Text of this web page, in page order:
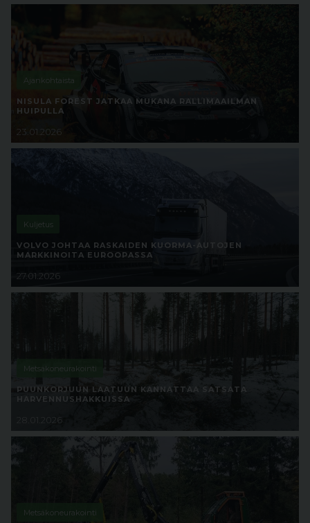
Ajankohtaista
NISULA FOREST JATKAA MUKANA RALLIMAAILMAN
HUIPULLA
23.01.2026
Kuljetus
VOLVO JOHTAA RASKAIDEN KUORMA-AUTOJEN
MARKKINOITA EUROOPASSA
27.01.2026
Metsäkoneurakointi
PUUNKORJUUN LAATUUN KANNATTAA SATSATA
HARVENNUSHAKKUISSA
28.01.2026
Metsäkoneurakointi